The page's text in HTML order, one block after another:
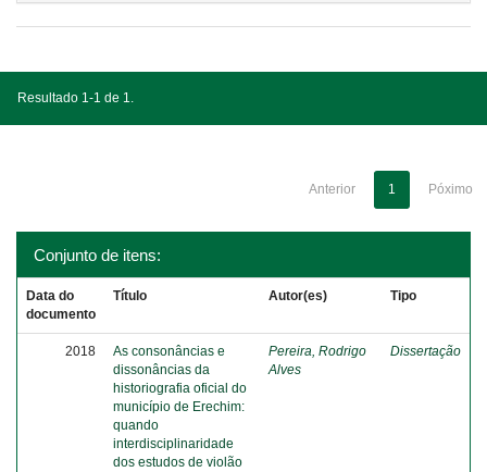
Resultado 1-1 de 1.
Anterior 1 Póximo
Conjunto de itens:
Data do
documento
Título Autor(es) Tipo
2018
As consonâncias e
dissonâncias da
historiografia oficial do
município de Erechim:
quando
interdisciplinaridade
dos estudos de violão
Pereira, Rodrigo
Alves
Dissertação